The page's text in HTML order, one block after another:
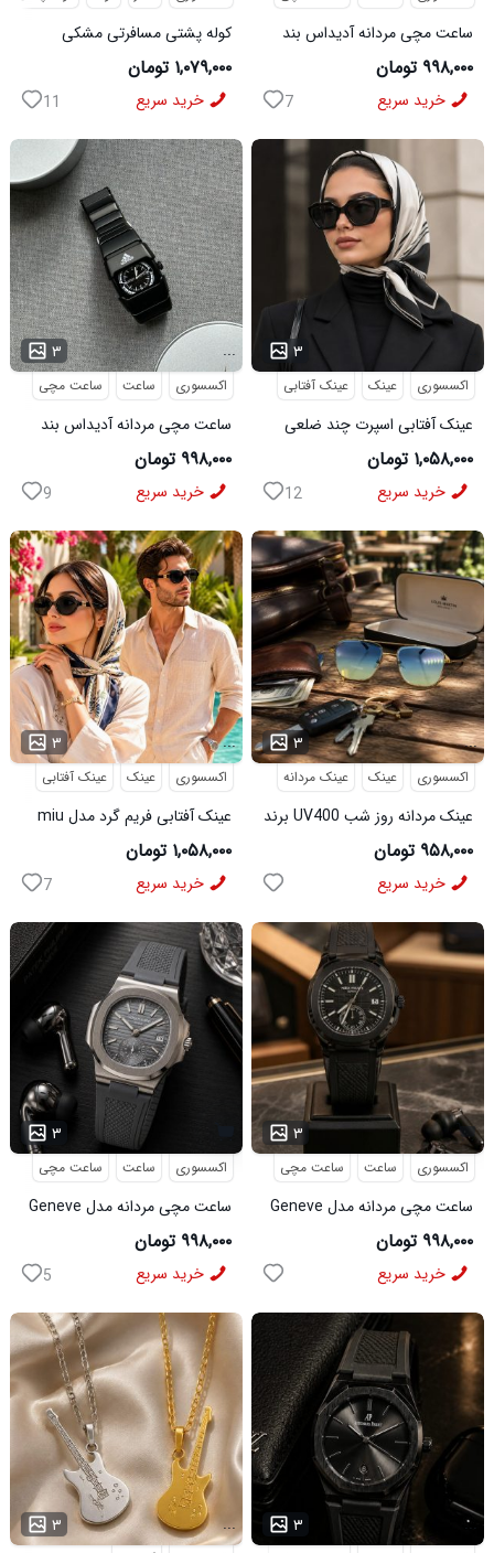
کوله پشتی مسافرتی مشکی
Buffalo مدل 50690
۱,۰۷۹,۰۰۰ تومان
خرید سریع 11
ساعت مچی مردانه آدیداس بند
استیل فنری لوکس نقره ای
۹۹۸,۰۰۰ تومان
خرید سریع 7
۳ ...
اکسسوری ساعت ساعت مچی
ساعت مچی مردانه آدیداس بند
استیل فنری لوکس مشکی
۹۹۸,۰۰۰ تومان
خرید سریع 9
۳
اکسسوری عینک عینک آفتابی
عینک آفتابی اسپرت چند ضلعی
مدل Dior
۱,۰۵۸,۰۰۰ تومان
خرید سریع 12
۳ ...
اکسسوری عینک عینک آفتابی
عینک آفتابی فریم گرد مدل miu
miu
۱,۰۵۸,۰۰۰ تومان
خرید سریع 7
۳ ...
اکسسوری عینک عینک مردانه
عینک مردانه روز شب UV400 برند
میباخ
۹۵۸,۰۰۰ تومان
خرید سریع
۳
اکسسوری ساعت ساعت مچی
ساعت مچی مردانه مدل Geneve
طوسی کد6564
۹۹۸,۰۰۰ تومان
خرید سریع 5
۳
اکسسوری ساعت ساعت مچی
ساعت مچی مردانه مدل Geneve
کد 6562
۹۹۸,۰۰۰ تومان
خرید سریع
۳ ... ۳ ...